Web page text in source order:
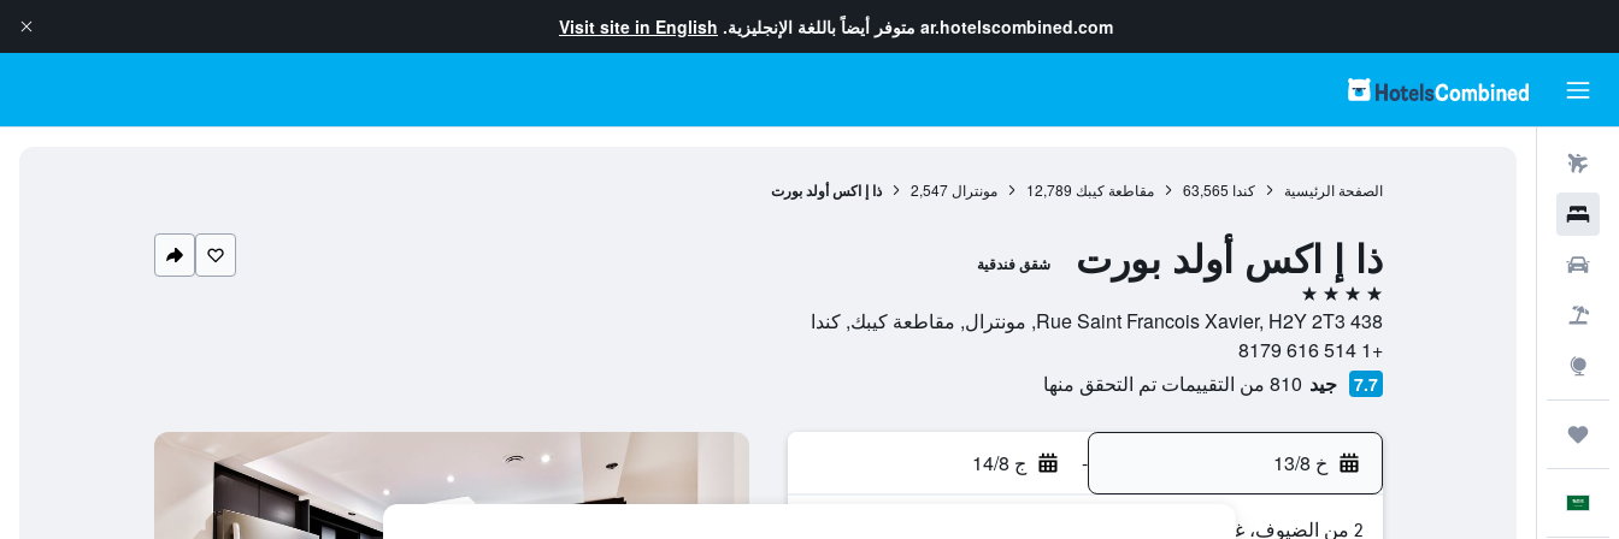
ar.hotelscombined.com متوفر أيضاً باللغة الإنجليزية. Visit site in English
الصفحة الرئيسية كندا 63,565 مقاطعة كيبك 12,789 مونترال 2,547 ذا إ اكس أولد بورت
ذا إ اكس أولد بورت شقق فندقية
4 نجوم
438 Rue Saint Francois Xavier, H2Y 2T3, مونترال, مقاطعة كيبك, كندا
+1 514 616 8179
7.7 جيد 810 من التقييمات تم التحقق منها
خ 13/8 - ج 14/8
2 من الضيوف، غرفة واحدة